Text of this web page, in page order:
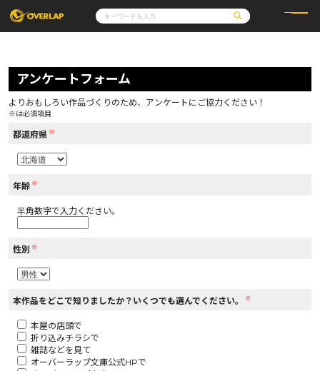
コミック
コミックガルド
コミッククリエ
LiQulle
ラブパルフェ
ライトノベル
ロサージュノベルス
その他
コミックエッセイ
通販・NEWS
OVERLAP STORE
アクセス
オーバーラップホールディングス
アンケートフォーム
よりおもしろい作品づくりのため、アンケートにご協力ください！
※は必須項目
都道府県 ※
年齢 ※
半角数字で入力ください。
性別 ※
本作品をどこで知りましたか？いくつでも選んでください。 ※
本屋の店頭で
折り込みチラシで
雑誌などを見て
オーバーラップ文庫公式HPで